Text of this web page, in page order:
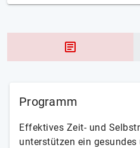
Programm
Effektives Zeit- und
unterstützen ein